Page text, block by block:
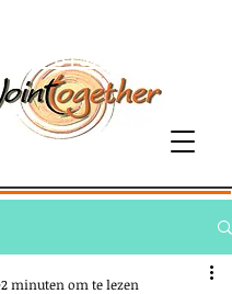
06-81379800
2 minuten om te lezen